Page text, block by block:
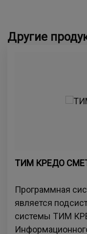
Другие
ТИМ КРЕДО
Программная
является
системы ТИМ